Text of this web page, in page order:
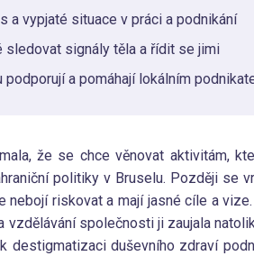
a vypjaté situace v práci a podnikání
sledovat signály těla a řídit se jimi
podporují a pomáhají lokálním
že se chce věnovat aktivitám,
politiky v Bruselu. Později se
nebojí riskovat a mají jasné cíle a
vzdělávání společnosti ji zaujala
destigmatizaci duševního zdraví